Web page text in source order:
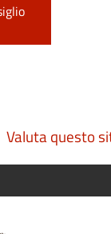
Valuta questo